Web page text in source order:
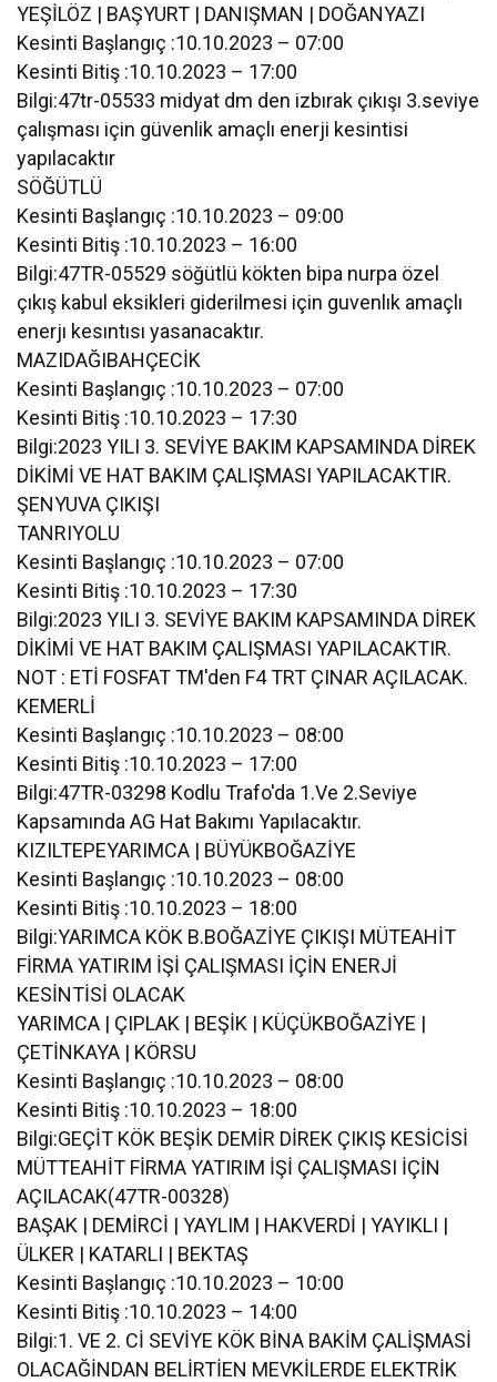
YEŞİLÖZ | BAŞYURT | DANIŞMAN | DOĞANYAZI
Kesinti Başlangıç :10.10.2023 – 07:00
Kesinti Bitiş :10.10.2023 – 17:00
Bilgi:47tr-05533 midyat dm den izbırak çıkışı 3.seviye
çalışması için güvenlik amaçlı enerji kesintisi
yapılacaktır
SÖĞÜTLÜ
Kesinti Başlangıç :10.10.2023 – 09:00
Kesinti Bitiş :10.10.2023 – 16:00
Bilgi:47TR-05529 söğütlü kökten bipa nurpa özel
çıkış kabul eksikleri giderilmesi için guvenlık amaçlı
enerjı kesıntısı yasanacaktır.
MAZIDAĞIBAHÇECİK
Kesinti Başlangıç :10.10.2023 – 07:00
Kesinti Bitiş :10.10.2023 – 17:30
Bilgi:2023 YILI 3. SEVİYE BAKIM KAPSAMINDA DİREK
DİKİMİ VE HAT BAKIM ÇALIŞMASI YAPILACAKTIR.
ŞENYUVA ÇIKIŞI
TANRIYOLU
Kesinti Başlangıç :10.10.2023 – 07:00
Kesinti Bitiş :10.10.2023 – 17:30
Bilgi:2023 YILI 3. SEVİYE BAKIM KAPSAMINDA DİREK
DİKİMİ VE HAT BAKIM ÇALIŞMASI YAPILACAKTIR.
NOT : ETİ FOSFAT TM'den F4 TRT ÇINAR AÇILACAK.
KEMERLİ
Kesinti Başlangıç :10.10.2023 – 08:00
Kesinti Bitiş :10.10.2023 – 17:00
Bilgi:47TR-03298 Kodlu Trafo'da 1.Ve 2.Seviye
Kapsamında AG Hat Bakımı Yapılacaktır.
KIZILTEPEYARIMCA | BÜYÜKBOĞAZİYE
Kesinti Başlangıç :10.10.2023 – 08:00
Kesinti Bitiş :10.10.2023 – 18:00
Bilgi:YARIMCA KÖK B.BOĞAZİYE ÇIKIŞI MÜTEAHİT
FİRMA YATIRIM İŞİ ÇALIŞMASI İÇİN ENERJİ
KESİNTİSİ OLACAK
YARIMCA | ÇIPLAK | BEŞİK | KÜÇÜKBOĞAZİYE |
ÇETİNKAYA | KÖRSU
Kesinti Başlangıç :10.10.2023 – 08:00
Kesinti Bitiş :10.10.2023 – 18:00
Bilgi:GEÇİT KÖK BEŞİK DEMİR DİREK ÇIKIŞ KESİCİSİ
MÜTTEAHİT FİRMA YATIRIM İŞİ ÇALIŞMASI İÇİN
AÇILACAK(47TR-00328)
BAŞAK | DEMİRCİ | YAYLIM | HAKVERDİ | YAYIKLI |
ÜLKER | KATARLI | BEKTAŞ
Kesinti Başlangıç :10.10.2023 – 10:00
Kesinti Bitiş :10.10.2023 – 14:00
Bilgi:1. VE 2. Cİ SEVİYE KÖK BİNA BAKİM ÇALİŞMASİ
OLACAĞİNDAN BELİRTİEN MEVKİLERDE ELEKTRİK